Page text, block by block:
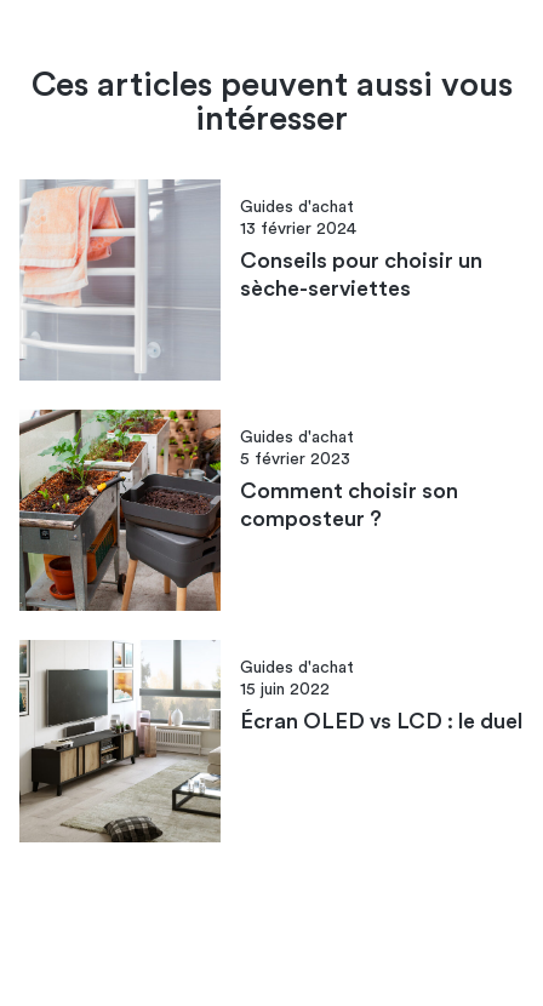
Ces articles peuvent aussi vous
intéresser
Guides d'achat
13 février 2024
Conseils pour choisir un
sèche-serviettes
Guides d'achat
5 février 2023
Comment choisir son
composteur ?
Guides d'achat
15 juin 2022
Écran OLED vs LCD : le duel